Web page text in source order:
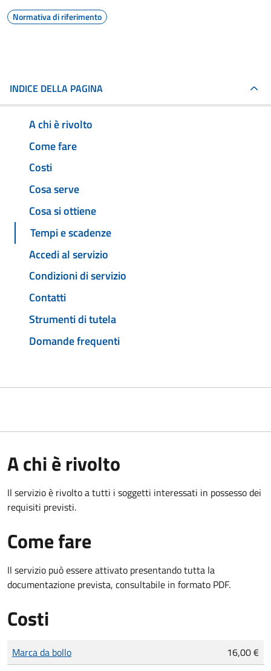
Normativa di riferimento
INDICE DELLA PAGINA
A chi è rivolto
Come fare
Costi
Cosa serve
Cosa si ottiene
Tempi e scadenze
Accedi al servizio
Condizioni di servizio
Contatti
Strumenti di tutela
Domande frequenti
A chi è rivolto
Il servizio è rivolto a tutti i soggetti interessati in possesso dei
requisiti previsti.
Come fare
Il servizio può essere attivato presentando tutta la
documentazione prevista, consultabile in formato PDF.
Costi
Tipo di pagamento
Importo
Marca da bollo 16,00 €